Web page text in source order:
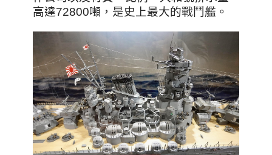
高達72800噸，是史上最大的戰鬥艦。